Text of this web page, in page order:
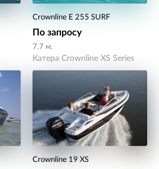
Crownline E 255 SURF
По запросу
7.7 м.
Катера Crownline XS Series
Crownline 19 XS